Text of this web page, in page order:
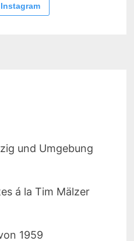
und Umgebung
á la Tim Mälzer
1959